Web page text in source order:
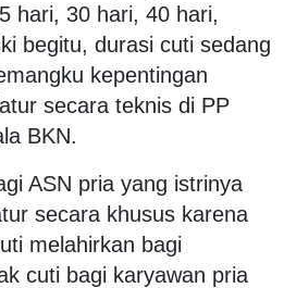
hari, 30 hari, 40 hari,
begitu, durasi cuti sedang
kepentingan
secara teknis di PP
BKN.
ASN pria yang istrinya
secara khusus karena
melahirkan bagi
cuti bagi karyawan pria